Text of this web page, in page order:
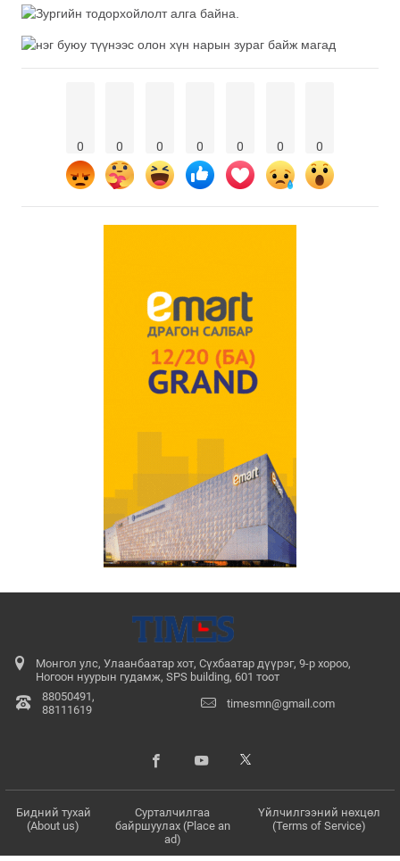
0 0 0 0 0 0 0
Монгол улс, Улаанбаатар хот, Сүхбаатар дүүрэг, 9-р хороо,
Ногоон нуурын гудамж, SPS building, 601 тоот
88050491,
88111619
timesmn@gmail.com
Бидний тухай
(About us)
Сурталчилгаа
байршуулах (Place an
ad)
Үйлчилгээний нөхцөл
(Terms of Service)